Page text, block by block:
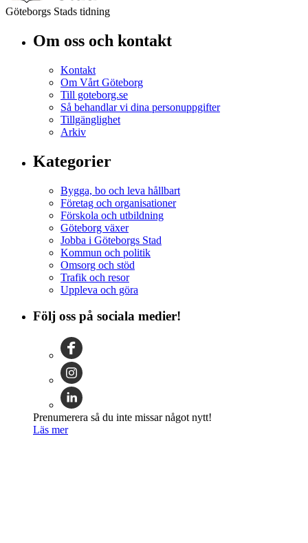
Göteborgs Stads tidning
Om oss och kontakt
Kontakt
Om Vårt Göteborg
Till goteborg.se
Så behandlar vi dina personuppgifter
Tillgänglighet
Arkiv
Kategorier
Bygga, bo och leva hållbart
Företag och organisationer
Förskola och utbildning
Göteborg växer
Jobba i Göteborgs Stad
Kommun och politik
Omsorg och stöd
Trafik och resor
Uppleva och göra
Följ oss på sociala medier!
Prenumerera så du inte missar något nytt!
Läs mer